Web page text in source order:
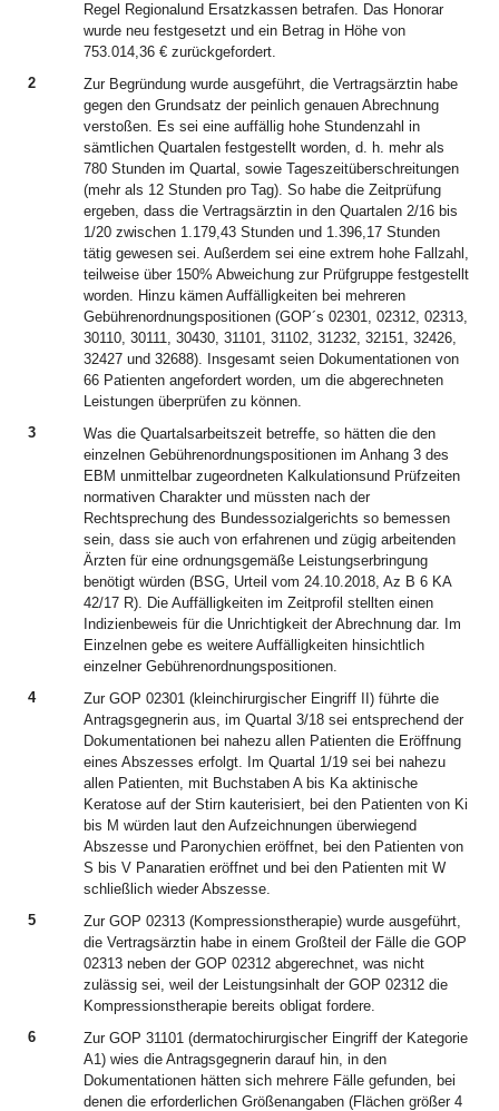
Regel Regionalund Ersatzkassen betrafen. Das Honorar
wurde neu festgesetzt und ein Betrag in Höhe von
753.014,36 € zurückgefordert.
2
Zur Begründung wurde ausgeführt, die Vertragsärztin habe
gegen den Grundsatz der peinlich genauen Abrechnung
verstoßen. Es sei eine auffällig hohe Stundenzahl in
sämtlichen Quartalen festgestellt worden, d. h. mehr als
780 Stunden im Quartal, sowie Tageszeitüberschreitungen
(mehr als 12 Stunden pro Tag). So habe die Zeitprüfung
ergeben, dass die Vertragsärztin in den Quartalen 2/16 bis
1/20 zwischen 1.179,43 Stunden und 1.396,17 Stunden
tätig gewesen sei. Außerdem sei eine extrem hohe Fallzahl,
teilweise über 150% Abweichung zur Prüfgruppe festgestellt
worden. Hinzu kämen Auffälligkeiten bei mehreren
Gebührenordnungspositionen (GOP´s 02301, 02312, 02313,
30110, 30111, 30430, 31101, 31102, 31232, 32151, 32426,
32427 und 32688). Insgesamt seien Dokumentationen von
66 Patienten angefordert worden, um die abgerechneten
Leistungen überprüfen zu können.
3
Was die Quartalsarbeitszeit betreffe, so hätten die den
einzelnen Gebührenordnungspositionen im Anhang 3 des
EBM unmittelbar zugeordneten Kalkulationsund Prüfzeiten
normativen Charakter und müssten nach der
Rechtsprechung des Bundessozialgerichts so bemessen
sein, dass sie auch von erfahrenen und zügig arbeitenden
Ärzten für eine ordnungsgemäße Leistungserbringung
benötigt würden (BSG, Urteil vom 24.10.2018, Az B 6 KA
42/17 R). Die Auffälligkeiten im Zeitprofil stellten einen
Indizienbeweis für die Unrichtigkeit der Abrechnung dar. Im
Einzelnen gebe es weitere Auffälligkeiten hinsichtlich
einzelner Gebührenordnungspositionen.
4
Zur GOP 02301 (kleinchirurgischer Eingriff II) führte die
Antragsgegnerin aus, im Quartal 3/18 sei entsprechend der
Dokumentationen bei nahezu allen Patienten die Eröffnung
eines Abszesses erfolgt. Im Quartal 1/19 sei bei nahezu
allen Patienten, mit Buchstaben A bis Ka aktinische
Keratose auf der Stirn kauterisiert, bei den Patienten von Ki
bis M würden laut den Aufzeichnungen überwiegend
Abszesse und Paronychien eröffnet, bei den Patienten von
S bis V Panaratien eröffnet und bei den Patienten mit W
schließlich wieder Abszesse.
5
Zur GOP 02313 (Kompressionstherapie) wurde ausgeführt,
die Vertragsärztin habe in einem Großteil der Fälle die GOP
02313 neben der GOP 02312 abgerechnet, was nicht
zulässig sei, weil der Leistungsinhalt der GOP 02312 die
Kompressionstherapie bereits obligat fordere.
6
Zur GOP 31101 (dermatochirurgischer Eingriff der Kategorie
A1) wies die Antragsgegnerin darauf hin, in den
Dokumentationen hätten sich mehrere Fälle gefunden, bei
denen die erforderlichen Größenangaben (Flächen größer 4